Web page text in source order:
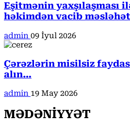
Eşitmənin yaxşılaşması
həkimdən vacib
admin 09 İyul 2026
Çərəzlərin misilsiz
alın…
admin 19 May 2026
MƏDƏNİYYƏT